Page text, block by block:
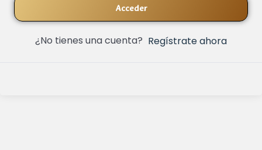
Acceder
¿No tienes una cuenta? Regístrate ahora